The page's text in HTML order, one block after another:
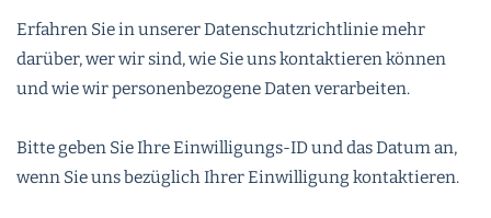
Erfahren Sie in unserer Datenschutzrichtlinie mehr
darüber, wer wir sind, wie Sie uns kontaktieren können
und wie wir personenbezogene Daten verarbeiten.
Bitte geben Sie Ihre Einwilligungs-ID und das Datum an,
wenn Sie uns bezüglich Ihrer Einwilligung kontaktieren.